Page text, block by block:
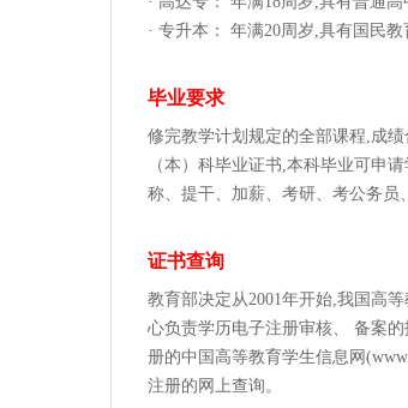
· 专升本： 年满20周岁,具有国民
毕业要求
修完教学计划规定的全部课程,成
（本）科毕业证书,本科毕业可申
称、提干、加薪、考研、考公务员
证书查询
教育部决定从2001年开始,我国高
心负责学历电子注册审核、 备案
册的中国高等教育学生信息网
注册的网上查询。